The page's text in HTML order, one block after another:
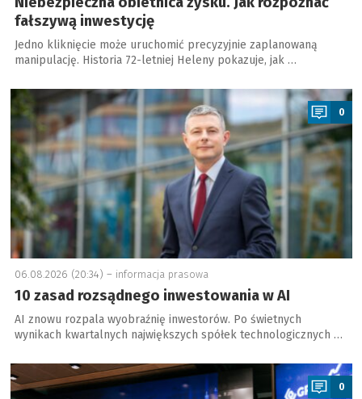
fałszywą inwestycję
Jedno kliknięcie może uruchomić precyzyjnie zaplanowaną
manipulację. Historia 72-letniej Heleny pokazuje, jak …
a
0
06.08.2026 (20:34) – informacja prasowa
10 zasad rozsądnego inwestowania w AI
AI znowu rozpala wyobraźnię inwestorów. Po świetnych
wynikach kwartalnych największych spółek technologicznych …
a
0